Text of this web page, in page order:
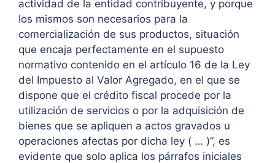
actividad de la entidad contribuyente, y porque
los mismos son necesarios para la
comercialización de sus productos, situación
que encaja perfectamente en el supuesto
normativo contenido en el artículo 16 de la Ley
del Impuesto al Valor Agregado, en el que se
dispone que el crédito fiscal procede por la
utilización de servicios o por la adquisición de
bienes que se apliquen a actos gravados u
operaciones afectas por dicha ley ( … )”, es
evidente que solo aplica los párrafos iniciales